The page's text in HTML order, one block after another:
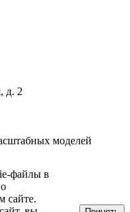
д. 2
моделей
файлы в
сайте.